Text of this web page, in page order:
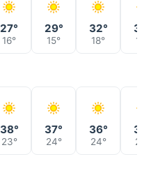
27°
16°
29°
15°
32°
18° 19°
38°
23°
37°
24°
36°
24° 24°